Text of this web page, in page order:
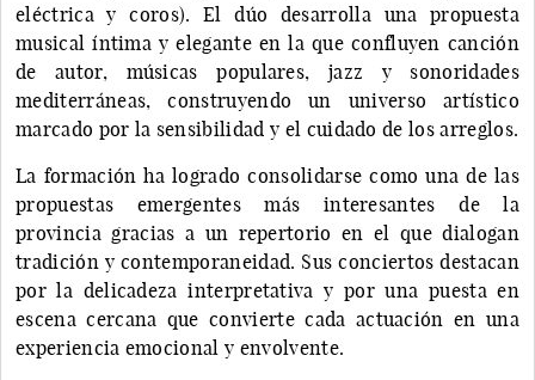
eléctrica y coros). El dúo desarrolla una propuesta
musical íntima y elegante en la que confluyen canción
de autor, músicas populares, jazz y sonoridades
mediterráneas, construyendo un universo artístico
marcado por la sensibilidad y el cuidado de los arreglos.
La formación ha logrado consolidarse como una de las
propuestas emergentes más interesantes de la
provincia gracias a un repertorio en el que dialogan
tradición y contemporaneidad. Sus conciertos destacan
por la delicadeza interpretativa y por una puesta en
escena cercana que convierte cada actuación en una
experiencia emocional y envolvente.